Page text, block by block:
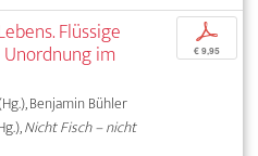
Flüssige
im
Benjamin Bühler
Nicht Fisch – nicht
p
€ 9,95